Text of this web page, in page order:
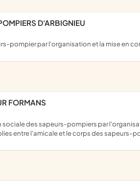
D'ARBIGNIEU
pompier par l'organisation et la mise en
FORMANS
entre l'amicale et le corps des sapeurs-